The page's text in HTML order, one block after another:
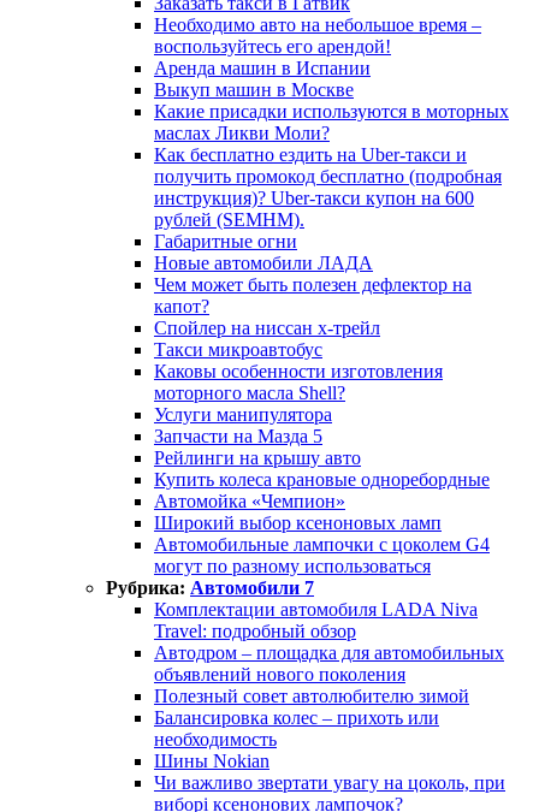
Необходимо авто на небольшое время –
воспользуйтесь его арендой!
Аренда машин в Испании
Выкуп машин в Москве
Какие присадки используются в моторных
маслах Ликви Моли?
Как бесплатно ездить на Uber-такси и
получить промокод бесплатно (подробная
инструкция)? Uber-такси купон на 600
рублей (SEMHM).
Габаритные огни
Новые автомобили ЛАДА
Чем может быть полезен дефлектор на
капот?
Спойлер на ниссан х-трейл
Такси микроавтобус
Каковы особенности изготовления
моторного масла Shell?
Услуги манипулятора
Запчасти на Мазда 5
Рейлинги на крышу авто
Купить колеса крановые одноребордные
Автомойка «Чемпион»
Широкий выбор ксеноновых ламп
Автомобильные лампочки с цоколем G4
могут по разному использоваться
Рубрика: Автомобили 7
Комплектации автомобиля LADA Niva
Travel: подробный обзор
Автодром – площадка для автомобильных
объявлений нового поколения
Полезный совет автолюбителю зимой
Балансировка колес – прихоть или
необходимость
Шины Nokian
Чи важливо звертати увагу на цоколь, при
виборі ксенонових лампочок?